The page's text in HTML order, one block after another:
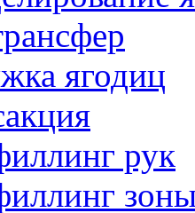
ягодиц
рук
зоны